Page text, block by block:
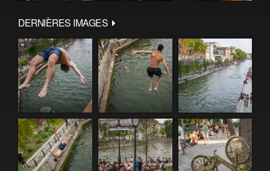
DERNIÈRES IMAGES